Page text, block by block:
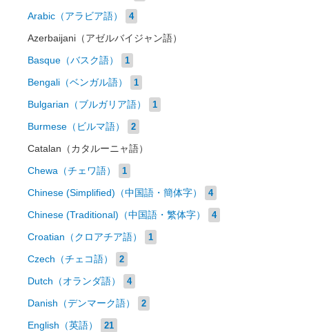
Arabic（アラビア語） 4
Azerbaijani（アゼルバイジャン語）
Basque（バスク語） 1
Bengali（ベンガル語） 1
Bulgarian（ブルガリア語） 1
Burmese（ビルマ語） 2
Catalan（カタルーニャ語）
Chewa（チェワ語） 1
Chinese (Simplified)（中国語・簡体字） 4
Chinese (Traditional)（中国語・繁体字） 4
Croatian（クロアチア語） 1
Czech（チェコ語） 2
Dutch（オランダ語） 4
Danish（デンマーク語） 2
English（英語） 21